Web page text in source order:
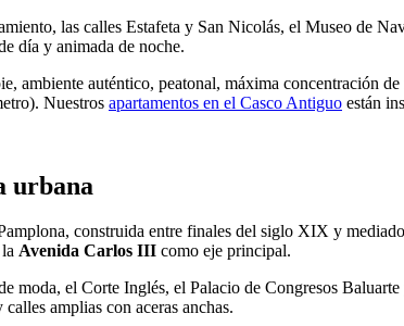
las calles Estafeta y San Nicolás, el Museo de
día y animada de noche.
ambiente auténtico, peatonal, máxima concentración de
Nuestros apartamentos en el Casco Antiguo están
urbana
construida entre finales del siglo XIX y
Avenida Carlos III como eje principal.
moda, el Corte Inglés, el Palacio de Congresos
amplias con aceras anchas.